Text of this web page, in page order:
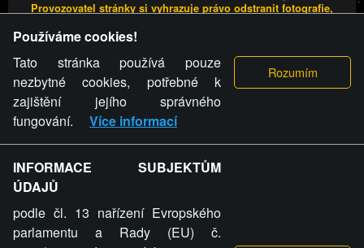
Provozovatel stránky si vyhrazuje právo odstranit fotografie,
stránky týče, ani osoba, která umístila fotografii nebo video na
stránku, nemůže z důvodu odstranění fotografie, videa nebo
komentáře pro výše uvedenou okolnost uplatnit vůči
provozovateli stránky žádný nárok na náhradu škody nebo
nemajetkové újmy.
FREESEX.CZ - to je Vaše každodenní dávka
Používáme cookies!
Tato stránka používá pouze
nezbytné cookies, potřebné k
zajištění jejího správného
fungování.
Více informací
INFORMACE SUBJEKTŮM
ÚDAJŮ
podle čl. 13 nařízení Evropského
parlamentu a Rady (EU) č.